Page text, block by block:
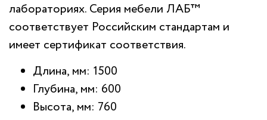
лабораториях. Серия мебели ЛАБ™
соответствует Российским стандартам и
имеет сертификат соответствия.
Длина, мм: 1500
Глубина, мм: 600
Высота, мм: 760